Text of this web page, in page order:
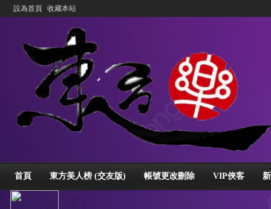
設為首頁 收藏本站
首頁 東方美人榜 (交友版) 帳號更改刪除 VIP俠客